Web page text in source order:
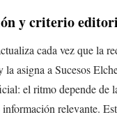
y criterio
cada vez que la
la asigna a Sucesos
el ritmo depende de
información relevante.